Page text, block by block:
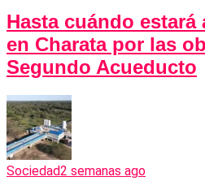
Hasta cuándo estará
en Charata por las
Segundo Acueducto
Sociedad2 semanas ago